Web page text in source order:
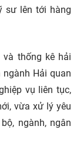
sư lên tới hàng
và thống kê hải
Hải quan
vụ liên tục,
vừa xử lý yêu
ngành, ngân